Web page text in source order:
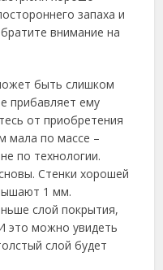
запаха и
внимание на
быть слишком
прибавляет ему
от приобретения
мала по массе –
по технологии.
Стенки хорошей
1 мм.
слой покрытия,
это можно увидеть
слой будет